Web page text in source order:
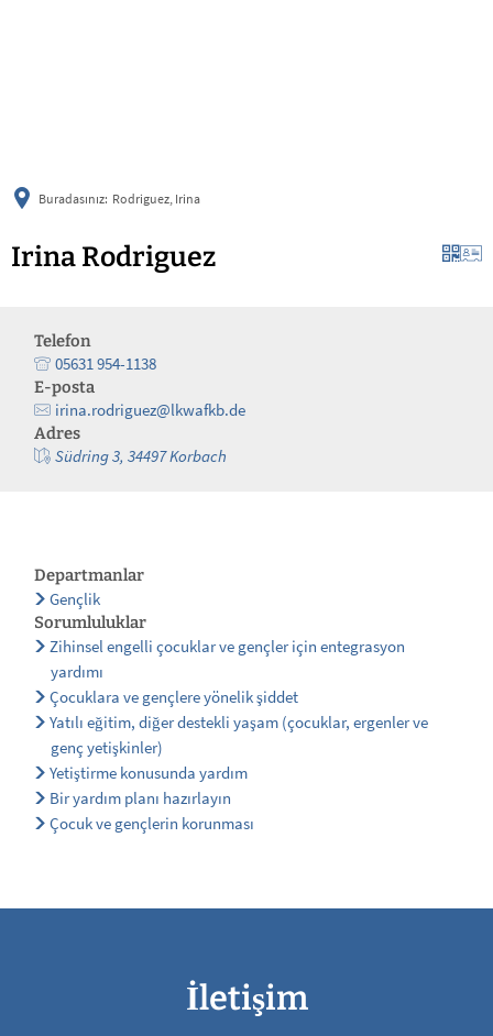
Buradasınız: Rodriguez, Irina
Irina Rodriguez
Telefon
05631 954-1138
E-posta
irina.rodriguez@lkwafkb.de
Adres
Südring 3, 34497 Korbach
Departmanlar
Gençlik
Sorumluluklar
Zihinsel engelli çocuklar ve gençler için entegrasyon
yardımı
Çocuklara ve gençlere yönelik şiddet
Yatılı eğitim, diğer destekli yaşam (çocuklar, ergenler ve
genç yetişkinler)
Yetiştirme konusunda yardım
Bir yardım planı hazırlayın
Çocuk ve gençlerin korunması
İletişim